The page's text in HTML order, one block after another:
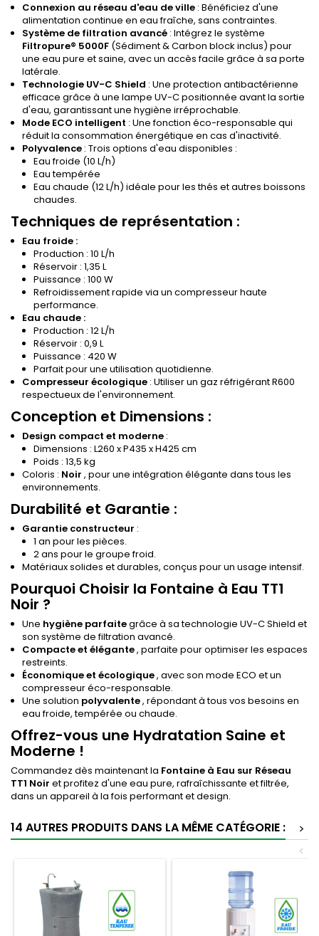
Connexion au réseau d'eau de ville : Bénéficiez d'une
alimentation continue en eau fraîche, sans contraintes.
Système de filtration avancé : Intégrez le système
Filtropure® 5000F (Sédiment & Carbon block inclus) pour
une eau pure et saine, avec un accès facile grâce à sa porte
latérale.
Technologie UV-C Shield : Une protection antibactérienne
efficace grâce à une lampe UV-C positionnée avant la sortie
d'eau, garantissant une hygiène irréprochable.
Mode ECO intelligent : Une fonction éco-responsable qui
réduit la consommation énergétique en cas d'inactivité.
Polyvalence : Trois options d'eau disponibles :
Eau froide (10 L/h)
Eau tempérée
Eau chaude (12 L/h) idéale pour les thés et autres boissons
chaudes.
Techniques de représentation :
Eau froide :
Production : 10 L/h
Réservoir : 1,35 L
Puissance : 100 W
Refroidissement rapide via un compresseur haute
performance.
Eau chaude :
Production : 12 L/h
Réservoir : 0,9 L
Puissance : 420 W
Parfait pour une utilisation quotidienne.
Compresseur écologique : Utiliser un gaz réfrigérant R600
respectueux de l'environnement.
Conception et Dimensions :
Design compact et moderne :
Dimensions : L260 x P435 x H425 cm
Poids : 13,5 kg
Coloris : Noir , pour une intégration élégante dans tous les
environnements.
Durabilité et Garantie :
Garantie constructeur :
1 an pour les pièces.
2 ans pour le groupe froid.
Matériaux solides et durables, conçus pour un usage intensif.
Pourquoi Choisir la Fontaine à Eau TT1
Noir ?
Une hygiène parfaitegrâce à sa technologie UV-C Shield et
son système de filtration avancé.
Compacte et élégante, parfaite pour optimiser les espaces
restreints.
Économique et écologique, avec son mode ECO et un
compresseur éco-responsable.
Une solution polyvalente, répondant à tous vos besoins en
eau froide, tempérée ou chaude.
Offrez-vous une Hydratation Saine et
Moderne !
Commandez dès maintenant la Fontaine à Eau sur Réseau
TT1 Noir et profitez d'une eau pure, rafraîchissante et filtrée,
dans un appareil à la fois performant et design.
14 AUTRES PRODUITS DANS LA MÊME CATÉGORIE :
>
<